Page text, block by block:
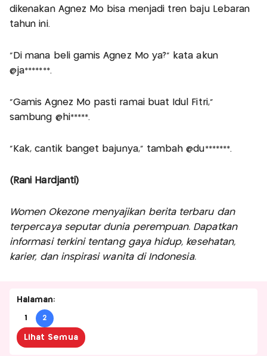
dikenakan Agnez Mo bisa menjadi tren baju Lebaran
tahun ini.
“Di mana beli gamis Agnez Mo ya?” kata akun
@ja*******.
“Gamis Agnez Mo pasti ramai buat Idul Fitri,”
sambung @hi*****.
“Kak, cantik banget bajunya,” tambah @du*******.
(Rani Hardjanti)
Women Okezone menyajikan berita terbaru dan
terpercaya seputar dunia perempuan. Dapatkan
informasi terkini tentang gaya hidup, kesehatan,
karier, dan inspirasi wanita di Indonesia.
Halaman:
1 2
Lihat Semua